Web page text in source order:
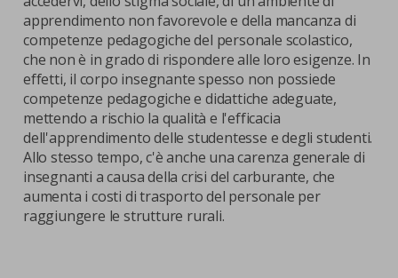
apprendimento non favorevole e della mancanza di
competenze pedagogiche del personale scolastico,
che non è in grado di rispondere alle loro esigenze. In
effetti, il corpo insegnante spesso non possiede
competenze pedagogiche e didattiche adeguate,
mettendo a rischio la qualità e l'efficacia
dell'apprendimento delle studentesse e degli studenti.
Allo stesso tempo, c'è anche una carenza generale di
insegnanti a causa della crisi del carburante, che
aumenta i costi di trasporto del personale per
raggiungere le strutture rurali.